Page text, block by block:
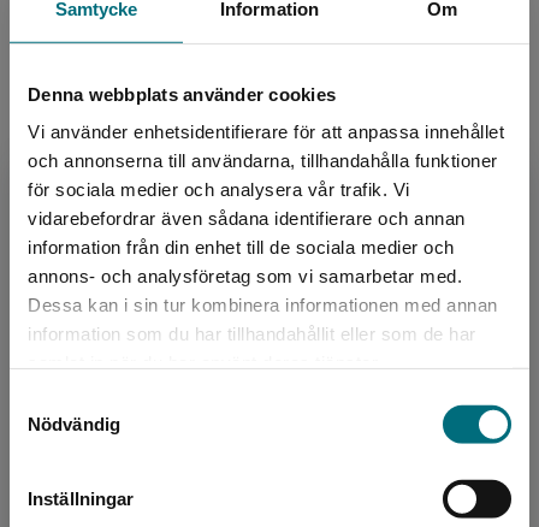
Samtycke Information Om
Denna webbplats använder cookies
Vi använder enhetsidentifierare för att anpassa innehållet
och annonserna till användarna, tillhandahålla funktioner
för sociala medier och analysera vår trafik. Vi
vidarebefordrar även sådana identifierare och annan
information från din enhet till de sociala medier och
annons- och analysföretag som vi samarbetar med.
Dessa kan i sin tur kombinera informationen med annan
information som du har tillhandahållit eller som de har
Nödvändig
Inställningar
Begränsad fraktregion
Det verkar som att du besöker
nyponochviljaforlag.se via en enhet utanför
Sverige. För att kunna slutföra ett köp måste
Köp- och leveransvillkor
Upphovspersoner